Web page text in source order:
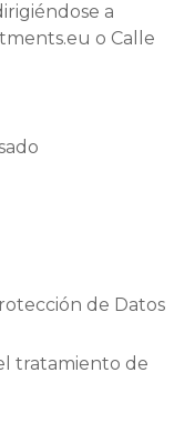
a
o Calle
de Datos
tratamiento de